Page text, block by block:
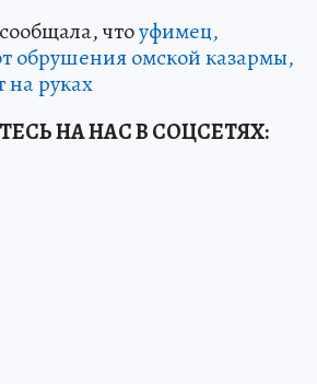
чтоуфимец,
обрушения омской казармы,
на руках
НА НАС В СОЦСЕТЯХ: